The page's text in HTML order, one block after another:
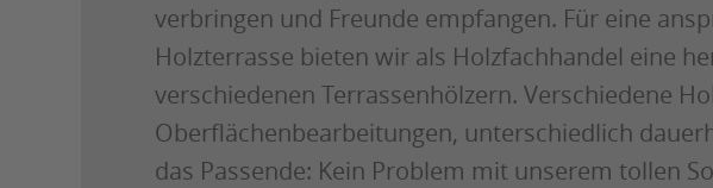
verbringen und Freunde empfangen. Für eine
Holzterrasse bieten wir als Holzfachhandel eine
verschiedenen Terrassenhölzern. Verschiedene
Oberflächenbearbeitungen, unterschiedlich
das Passende: Kein Problem mit unserem tollen